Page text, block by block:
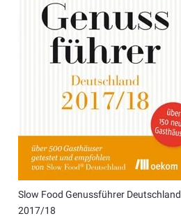
Slow Food Genussführer Deutschland
2017/18